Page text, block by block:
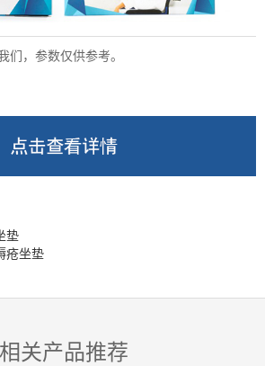
们，参数仅供参考。
垫
疮坐垫
相关产品推荐